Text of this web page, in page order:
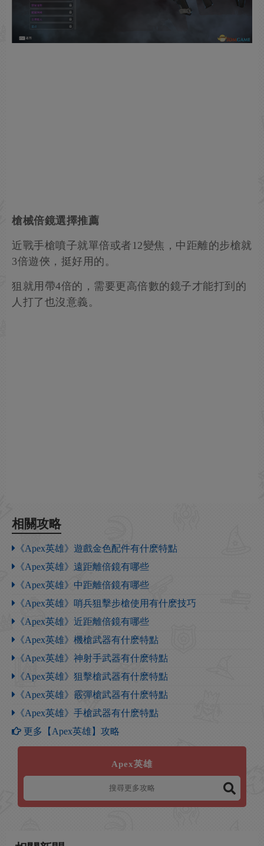
槍械倍鏡選擇推薦
近戰手槍噴子就單倍或者12變焦，中距離的步槍就
3倍遊俠，挺好用的。
狙就用帶4倍的，需要更高倍數的鏡子才能打到的
人打了也沒意義。
相關攻略
《Apex英雄》遊戲金色配件有什麽特點
《Apex英雄》遠距離倍鏡有哪些
《Apex英雄》中距離倍鏡有哪些
《Apex英雄》哨兵狙擊步槍使用有什麽技巧
《Apex英雄》近距離倍鏡有哪些
《Apex英雄》機槍武器有什麽特點
《Apex英雄》神射手武器有什麽特點
《Apex英雄》狙擊槍武器有什麽特點
《Apex英雄》霰彈槍武器有什麽特點
《Apex英雄》手槍武器有什麽特點
更多【Apex英雄】攻略
Apex英雄